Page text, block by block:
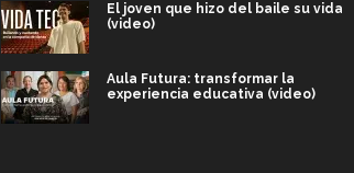
El joven que hizo del baile su vida
(video)
Aula Futura: transformar la
experiencia educativa (video)